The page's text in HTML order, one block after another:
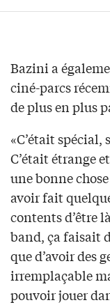
Bazini a
ciné-parcs
de plus en plus
«C’était
C’était étrange
une bonne
avoir fait
contents d’être
band, ça faisait
que d’avoir des
irremplaçable
pouvoir jouer